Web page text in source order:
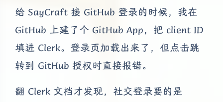
给 SayCraft 接 GitHub 登录的时候，我在
GitHub 上建了个 GitHub App，把 client ID
填进 Clerk。登录页加载出来了，但点击跳
转到 GitHub 授权时直接报错。
翻 Clerk 文档才发现，社交登录要的是